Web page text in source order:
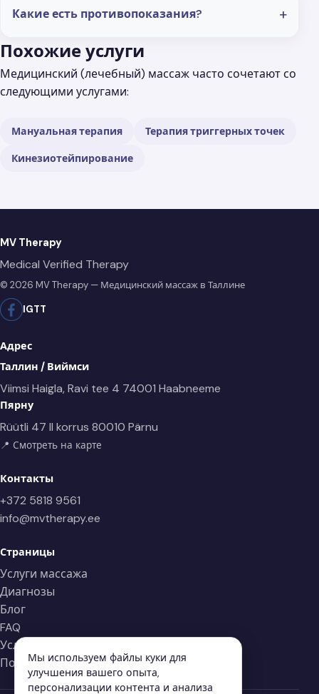
Какие есть противопоказания?
Похожие услуги
Медицинский (лечебный) массаж часто сочетают со
следующими услугами:
Мануальная терапия Терапия триггерных точек
Кинезиотейпирование
MV Therapy
Medical Verified Therapy
© 2026 MV Therapy — Медицинский массаж в Таллине
IGTT
Адрес
Таллин / Виймси
Viimsi Haigla, Ravi tee 4 74001 Haabneeme
Пярну
Rüütli 47 II korrus 80010 Pärnu
📍 Смотреть на карте
Контакты
+372 5818 9561
info@mvtherapy.ee
Страницы
Услуги массажа
Диагнозы
Блог
FAQ
Условия
Политика конфиденциальности
Мы используем файлы куки для
улучшения вашего опыта,
персонализации контента и анализа